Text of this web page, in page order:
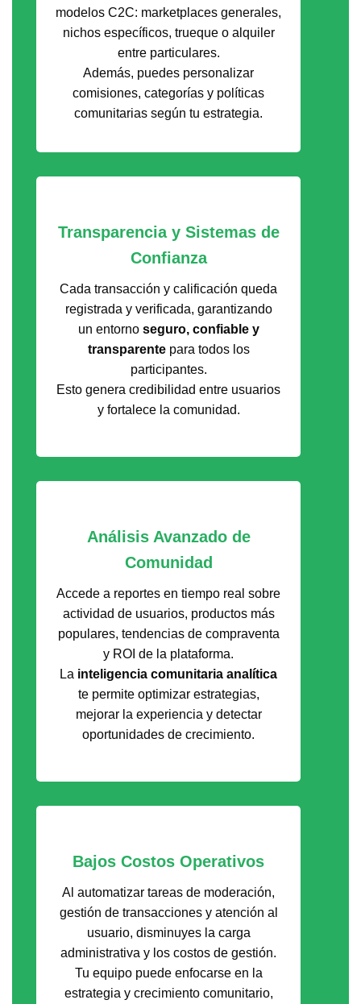
modelos C2C: marketplaces generales,
nichos específicos, trueque o alquiler
entre particulares.
Además, puedes personalizar
comisiones, categorías y políticas
comunitarias según tu estrategia.
Transparencia y Sistemas de
Confianza
Cada transacción y calificación queda
registrada y verificada, garantizando
un entorno seguro, confiable y
transparentepara todos los
participantes.
Esto genera credibilidad entre usuarios
y fortalece la comunidad.
Análisis Avanzado de
Comunidad
Accede a reportes en tiempo real sobre
actividad de usuarios, productos más
populares, tendencias de compraventa
y ROI de la plataforma.
La inteligencia comunitaria analítica
te permite optimizar estrategias,
mejorar la experiencia y detectar
oportunidades de crecimiento.
Bajos Costos Operativos
Al automatizar tareas de moderación,
gestión de transacciones y atención al
usuario, disminuyes la carga
administrativa y los costos de gestión.
Tu equipo puede enfocarse en la
estrategia y crecimiento comunitario,